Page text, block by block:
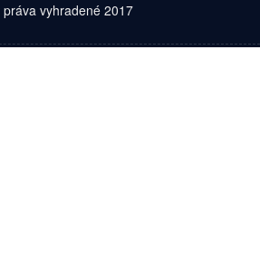
práva vyhradené 2017